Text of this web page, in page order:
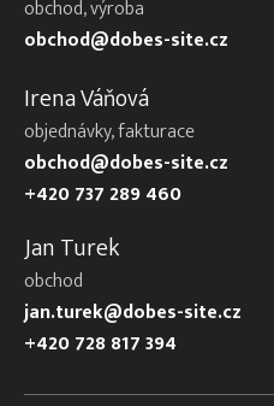
obchod, výroba
obchod@dobes-site.cz
Irena Váňová
objednávky, fakturace
obchod@dobes-site.cz
+420 737 289 460
Jan Turek
obchod
jan.turek@dobes-site.cz
+420 728 817 394